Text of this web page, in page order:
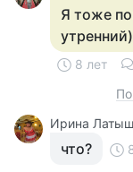
Я тоже
8 лет
Ирина
что?